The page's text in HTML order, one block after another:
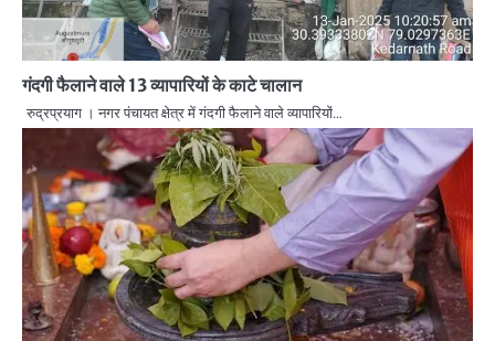
गंदगी फैलाने वाले 13 व्यापारियों के काटे चालान
रुद्रप्रयाग । नगर पंचायत क्षेत्र में गंदगी फैलाने वाले व्यापारियों…